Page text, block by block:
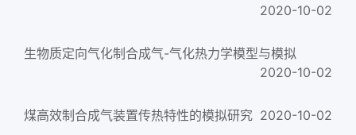
2020-10-02
生物质定向气化制合成气-气化热力学模型与模拟
2020-10-02
煤高效制合成气装置传热特性的模拟研究 2020-10-02